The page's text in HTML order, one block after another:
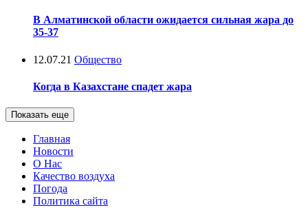
В Алматинской области ожидается сильная жара до
35-37
12.07.21 Общество
Когда в Казахстане спадет жара
Показать еще
Главная
Новости
О Нас
Качество воздуха
Погода
Политика сайта